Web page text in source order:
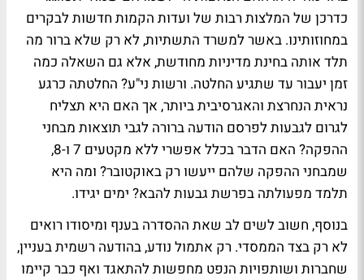
כדרכן של המלצות רבות של ועדות הקמות חדשות לבקרים
במחוזותינו. באשר למשרד התשתיות, לא רק שלא ברור מה
תלד אותה בחינת מדיניות מחודשת, אלא גם השאלה כמה
זמן יעבור עד שתגיע החלטה. ורשות ני"ע? החלטתה כרגע
נראית הנחרצת והאגרסיבית ביותר, אך האם היא תצליח
לגרום לגבעות לפרסם הודעה ברורה לגבי תוצאות מבחני
ההפקה? האם הדבר בכלל אפשרי ללא מקטעים 7 ו-8,
שמבחני ההפקה שלהם ייעשו רק באוקטובר? ומה היא
תלמד מפעולתה בפרשת גבעות להבא? ימים יגידו.
בנוסף, חשוב לשים לב שאת ההסדרה בענף ומיסודו רואים
לא רק בצד הממסדי. רק אתמול נודע, בהודעה רשמית בעניין,
שחברות ושותפויות הנפט מחפשות להתאגד ואף כבר קיימו